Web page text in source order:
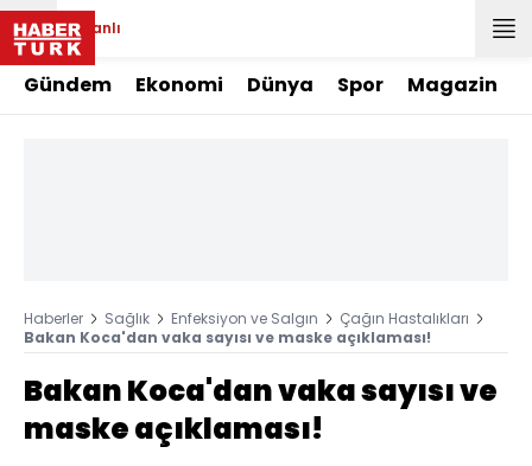
Canlı
Gündem Ekonomi Dünya Spor Magazin
Haberler Sağlık Enfeksiyon ve Salgın
Çağın Hastalıkları
Bakan Koca'dan vaka sayısı ve maske açıklaması!
Bakan Koca'dan vaka sayısı ve
maske açıklaması!